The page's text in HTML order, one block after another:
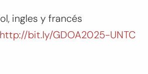
ingles y francés
http://bit.ly/GDOA2025-UNTC